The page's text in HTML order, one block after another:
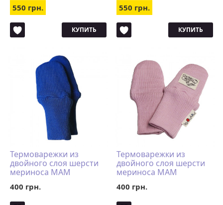
110-122/128, салатовый)
550 грн.
КУПИТЬ
98-104/110, натур)
550 грн.
КУПИТЬ
Термоварежки из
двойного слоя шерсти
мериноса MAM
50-68/74 однопалые,
синий)
400 грн.
Термоварежки из
двойного слоя шерсти
мериноса MAM
50-68/74 однопалые,
розовый)
400 грн.